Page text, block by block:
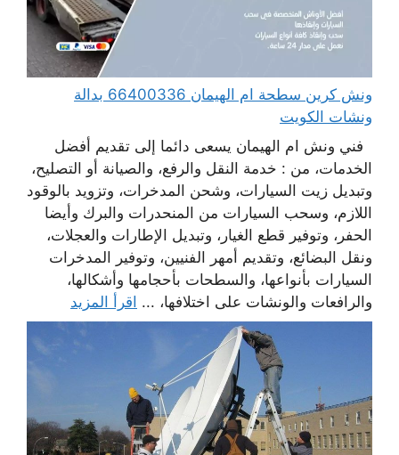
ونش كرين سطحة ام الهيمان 66400336 بدالة
ونشات الكويت
فني ونش ام الهيمان يسعى دائما إلى تقديم أفضل
الخدمات، من : خدمة النقل والرفع، والصيانة أو التصليح،
وتبديل زيت السيارات، وشحن المدخرات، وتزويد بالوقود
اللازم، وسحب السيارات من المنحدرات والبرك وأيضا
الحفر، وتوفير قطع الغيار، وتبديل الإطارات والعجلات،
ونقل البضائع، وتقديم أمهر الفنيين، وتوفير المدخرات
السيارات بأنواعها، والسطحات بأحجامها وأشكالها،
والرافعات والونشات على اختلافها، ... اقرأ المزيد